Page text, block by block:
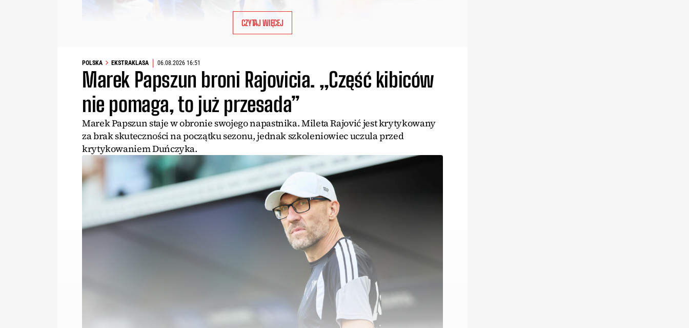
CZYTAJ WIĘCEJ
POLSKA EKSTRAKLASA 06.08.2026 16:51
Marek Papszun broni Rajovicia. „Część kibiców
nie pomaga, to już przesada”
Marek Papszun staje w obronie swojego napastnika. Mileta Rajović jest krytykowany
za brak skuteczności na początku sezonu, jednak szkoleniowiec uczula przed
krytykowaniem Duńczyka.